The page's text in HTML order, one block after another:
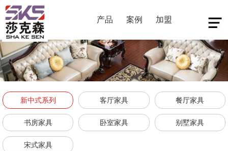
产品 案例 加盟
新中式系列 客厅家具 餐厅家具
书房家具 卧室家具 别墅家具
宋式家具